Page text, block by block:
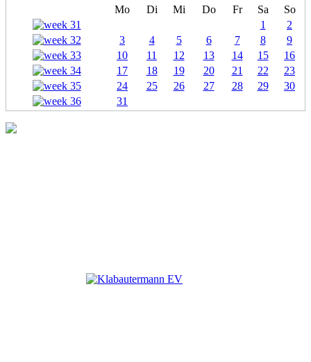
Mo Di Mi Do Fr Sa
So
1
2
3
4 5 6 7 8
9
10
11 12 13 14 15
16
17
18 19 20 21 22
23
24
25 26 27 28 29
30
31